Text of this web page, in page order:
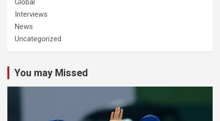
Global
Interviews
News
Uncategorized
You may Missed